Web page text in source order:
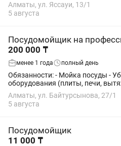
Алматы, ул. Яссауи, 13/1
5 августа
Посудомойщик на
200 000 ₸
менее 1 года полный день
Обязанности: - Мойка посуды - Уборка кухонного
оборудования (плиты, печи,
(полы, стены, рабочие зоны) -
на территории кухни
Алматы, ул. Байтурсынова, 27/1
5 августа
Посудомойщик
11 000 ₸